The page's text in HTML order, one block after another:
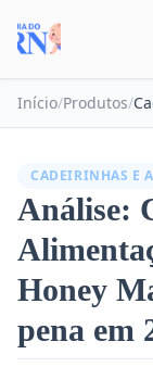
Início/Produtos/
CADEIRINHAS E
Análise:
Honey
pena em